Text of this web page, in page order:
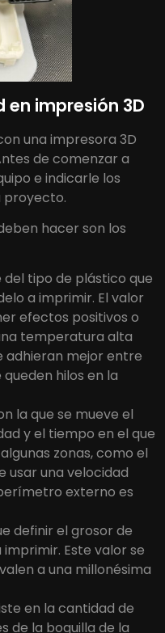
impresión 3D
una impresora 3D
de comenzar a
e indicarle los
proyecto.
hacer son los
del tipo de plástico que
a imprimir. El valor
efectos positivos o
temperatura alta
adhieran mejor entre
hilos en la
la que se mueve el
y el tiempo en el que
zonas, como el
usar una velocidad
externo es
definir el grosor de
Este valor se
a una millonésima
en la cantidad de
de la boquilla de la